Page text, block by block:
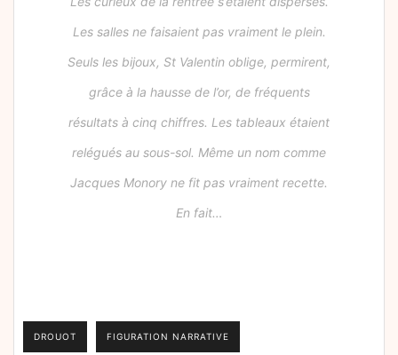
Les salles ne faisaient pas vraiment le plein.
Seuls les bijoux, St Valentin oblige, permirent,
grâce à la hausse de l’or, de fréquents
résultats à cinq chiffres. Les tableaux étaient
relégués au sous-sol. Même un nom comme
Jacques Monory ne fit pas vraiment recette.
En fait…
DROUOT FIGURATION NARRATIVE